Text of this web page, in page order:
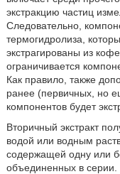
экстракцию частиц
Следовательно,
термогидролиза,
экстрагированы из
ограничивается
Как правило, также
ранее (первичных, но
компонентов будет
Вторичный экстракт
водой или водным
содержащей одну или
объединенных в серии.